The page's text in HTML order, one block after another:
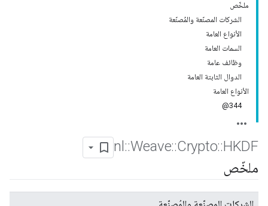
ملخّص
الشركات المصنّعة والمُصنّعة
الأنواع العامة
السمات العامة
وظائف عامة
الدوال الثابتة العامة
الأنواع العامة
344@
nl ::Weave::Crypto::HKDF
ملخّص